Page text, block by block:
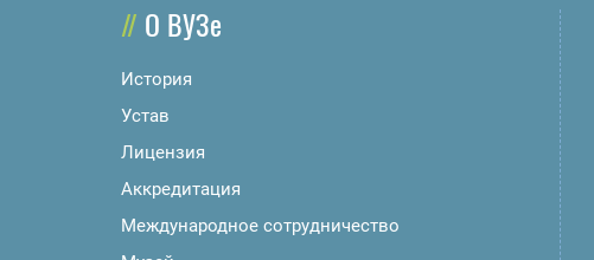
О ВУЗе
История
Устав
Лицензия
Аккредитация
Международное сотрудничество